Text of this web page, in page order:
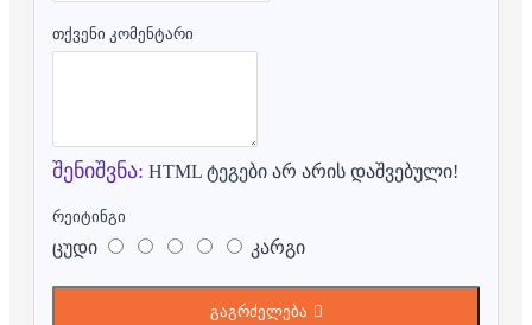
თქვენი კომენტარი
შენიშვნა: HTML ტეგები არ არის დაშვებული!
რეიტინგი
ცუდი კარგი
გაგრძელება